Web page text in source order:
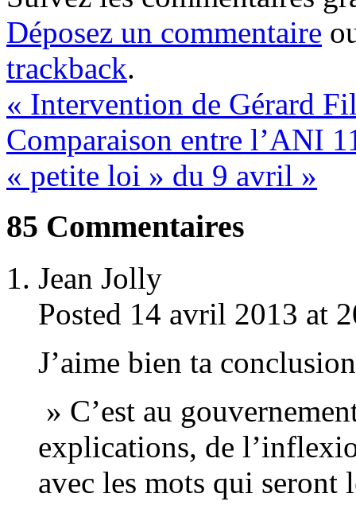
Déposez un commentaire
trackback.
« Intervention de Gérard
Comparaison entre l’ANI
« petite loi » du 9 avril »
85 Commentaires
Jean Jolly
Posted 14 avril 2013 at
J’aime bien ta
» C’est au
explications, de
avec les mots qui seront